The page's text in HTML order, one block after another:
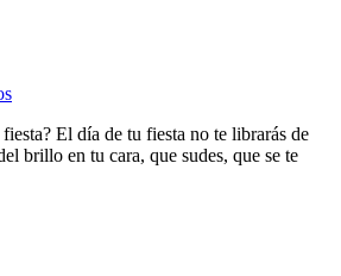
El día de tu fiesta no te librarás de
brillo en tu cara, que sudes, que se te